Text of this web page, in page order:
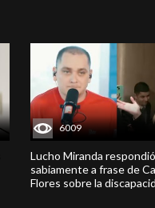
6009
Lucho Miranda respondió
sabiamente a frase de
Flores sobre la